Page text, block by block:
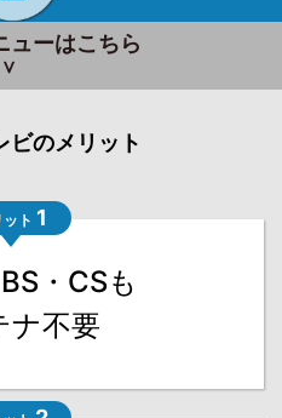
ューはこちら
ビのメリット
ト 1
・CSも
ナ不要